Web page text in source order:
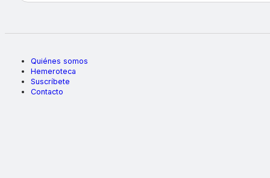
Quiénes somos
Hemeroteca
Suscríbete
Contacto